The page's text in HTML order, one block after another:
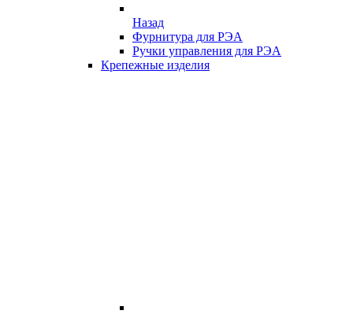
Назад
Фурнитура для РЭА
Ручки управления для РЭА
Крепежные изделия